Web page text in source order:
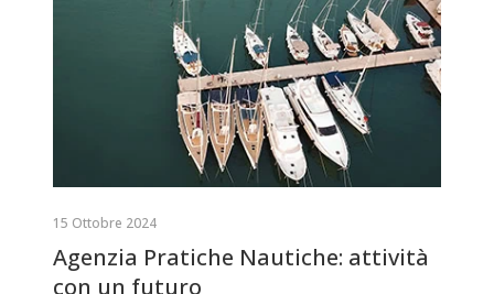
15 Ottobre 2024
Agenzia Pratiche Nautiche: attività
con un futuro